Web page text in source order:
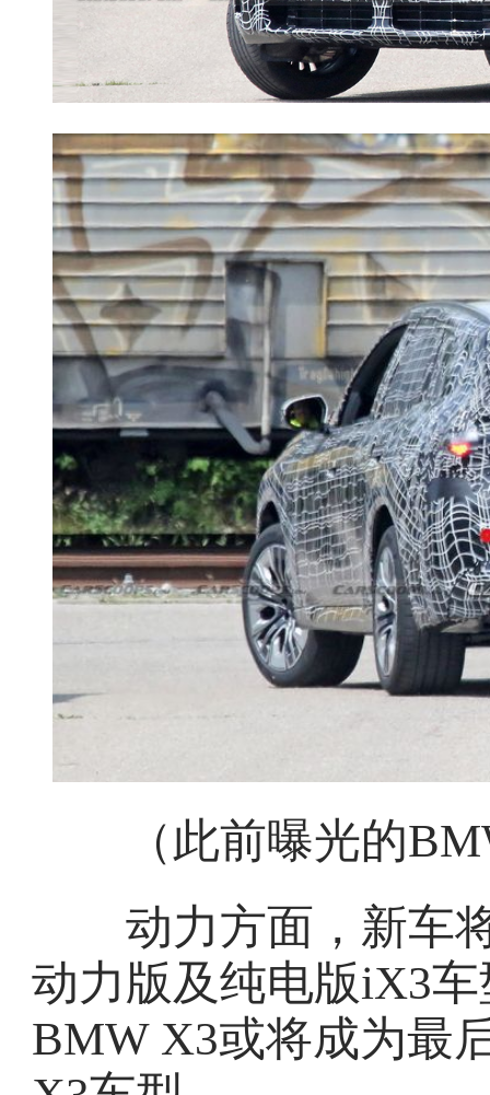
（此前曝光的
动力方面，新车将
动力版及纯电版iX3
BMW X3或将成为最